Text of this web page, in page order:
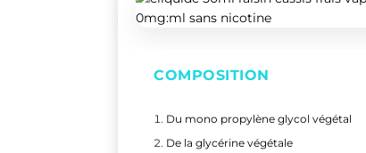
COMPOSITION
Du mono propylène glycol végétal
De la glycérine végétale